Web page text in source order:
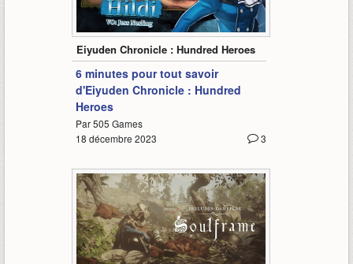
6:06
Eiyuden Chronicle : Hundred Heroes
6 minutes pour tout savoir
d'Eiyuden Chronicle : Hundred
Heroes
Par 505 Games
3
18 décembre 2023